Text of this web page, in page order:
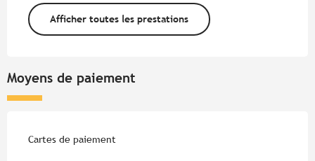
Afficher toutes les prestations
Moyens de paiement
Cartes de paiement